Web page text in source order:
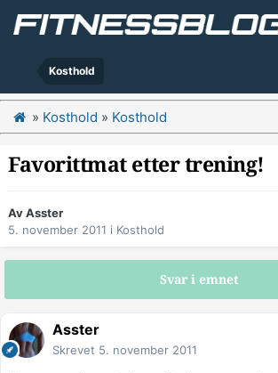
Kosthold
» Kosthold » Kosthold
Favorittmat etter trening!
AvAsster
5. november 2011 i Kosthold
Svar i emnet
Asster
Skrevet 5. november 2011